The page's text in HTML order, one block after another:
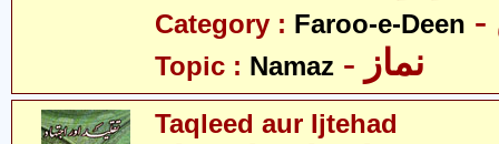
Category : Faroo-e-Deen
Topic : Namaz - نماز
Taqleed aur Ijtehad